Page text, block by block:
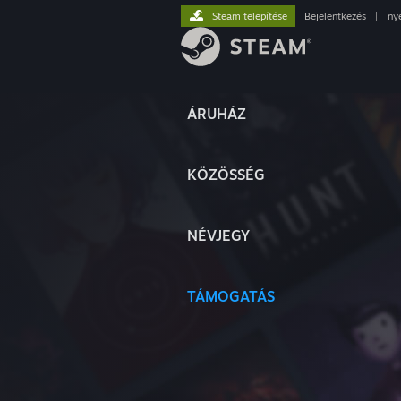
ÁRUHÁZ
KÖZÖSSÉG
NÉVJEGY
TÁMOGATÁS
Steam telepítése Bejelentkezés